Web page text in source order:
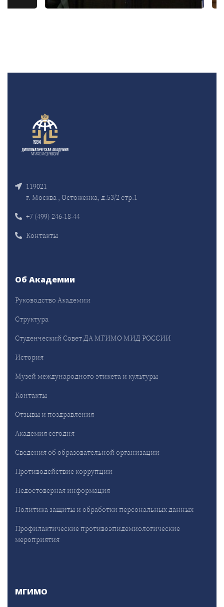
119021
г. Москва , Остоженка, д.53/2 стр.1
+7 (499) 246-18-44
Контакты
Об Академии
Руководство Академии
Структура
Студенческий Совет ДА МГИМО МИД РОССИИ
История
Музей международного этикета и культуры
Контакты
Отзывы и поздравления
Академия сегодня
Сведения об образовательной организации
Противодействие коррупции
Недостоверная информация
Политика защиты и обработки персональных данных
Профилактические противоэпидемиологические
мероприятия
МГИМО